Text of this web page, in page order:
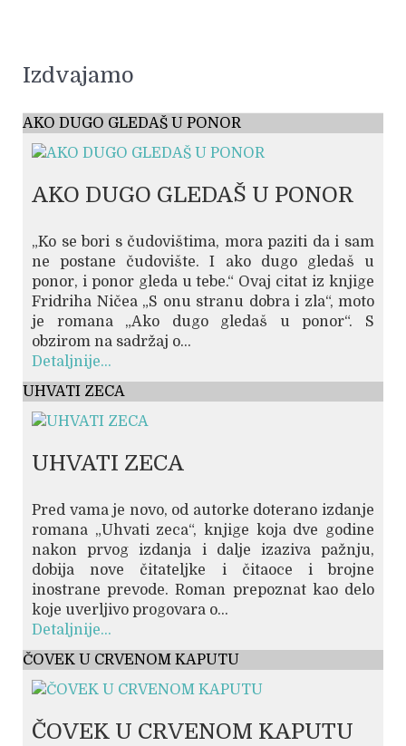
Izdvajamo
AKO DUGO GLEDAŠ U PONOR
AKO DUGO GLEDAŠ U PONOR
„Ko se bori s čudovištima, mora paziti da i sam
ne postane čudovište. I ako dugo gledaš u
ponor, i ponor gleda u tebe.“ Ovaj citat iz knjige
Fridriha Ničea „S onu stranu dobra i zla“, moto
je romana „Ako dugo gledaš u ponor“. S
obzirom na sadržaj o...
Detaljnije...
UHVATI ZECA
UHVATI ZECA
Pred vama je novo, od autorke doterano izdanje
romana „Uhvati zeca“, knjige koja dve godine
nakon prvog izdanja i dalje izaziva pažnju,
dobija nove čitateljke i čitaoce i brojne
inostrane prevode. Roman prepoznat kao delo
koje uverljivo progovara o...
Detaljnije...
ČOVEK U CRVENOM KAPUTU
ČOVEK U CRVENOM KAPUTU